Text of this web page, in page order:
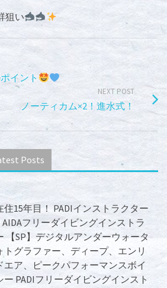
狙い
イント
NEXT POST
ノーティカム×2！進水式！
Posts
住15年目！ PADIインストラクター
AIDAフリーダイビングインストラ
【SP】デジタルアンダーウォータ
トグラファー、ディープ、エンリ
エア、ピークパフォーマンスボイ
ー PADIフリーダイビングインスト